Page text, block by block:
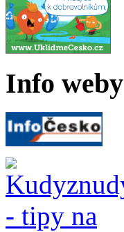
Info weby